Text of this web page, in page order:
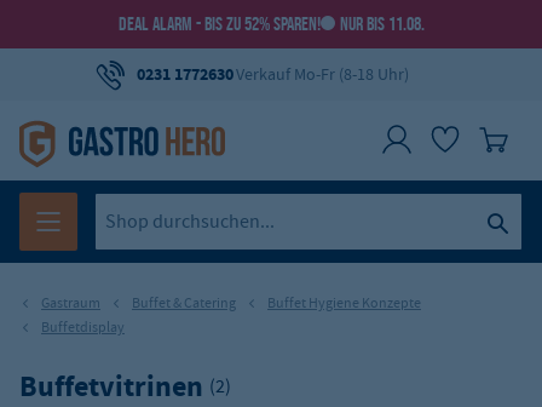
DEAL ALARM - BIS ZU 52% SPAREN! NUR BIS 11.08.
0231 1772630Verkauf Mo-Fr (8-18 Uhr)
Gastraum Buffet & Catering
Buffet Hygiene Konzepte
Buffetdisplay
Buffetvitrinen (2)